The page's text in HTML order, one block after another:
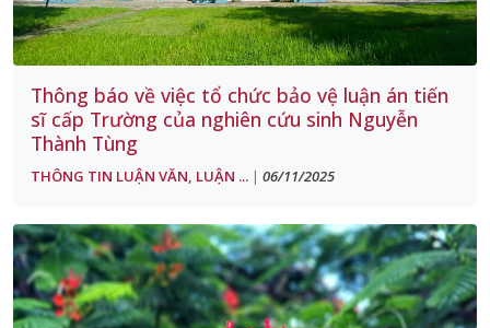
Thông báo về việc tổ chức bảo vệ luận án tiến
sĩ cấp Trường của nghiên cứu sinh Nguyễn
Thành Tùng
THÔNG TIN LUẬN VĂN, LUẬN ... | 06/11/2025